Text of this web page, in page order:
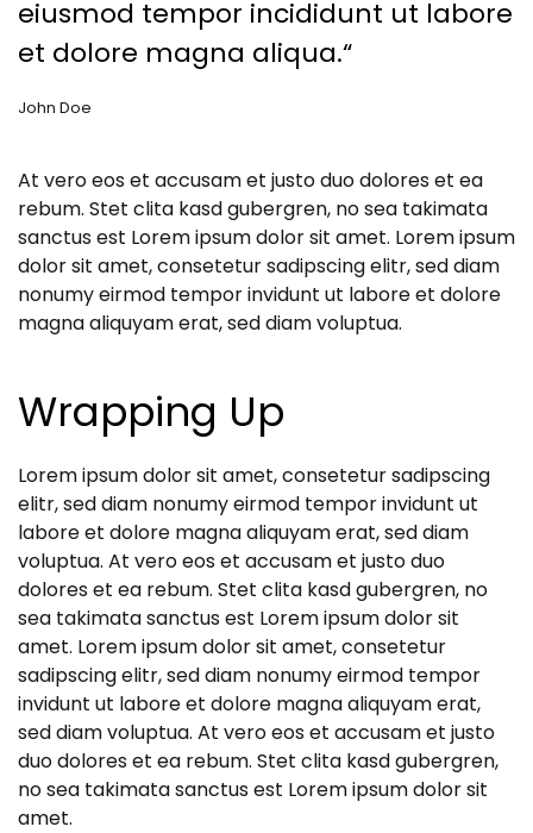
eiusmod tempor incididunt ut labore
et dolore magna aliqua.“
John Doe
At vero eos et accusam et justo duo dolores et ea
rebum. Stet clita kasd gubergren, no sea takimata
sanctus est Lorem ipsum dolor sit amet. Lorem ipsum
dolor sit amet, consetetur sadipscing elitr, sed diam
nonumy eirmod tempor invidunt ut labore et dolore
magna aliquyam erat, sed diam voluptua.
Wrapping Up
Lorem ipsum dolor sit amet, consetetur sadipscing
elitr, sed diam nonumy eirmod tempor invidunt ut
labore et dolore magna aliquyam erat, sed diam
voluptua. At vero eos et accusam et justo duo
dolores et ea rebum. Stet clita kasd gubergren, no
sea takimata sanctus est Lorem ipsum dolor sit
amet. Lorem ipsum dolor sit amet, consetetur
sadipscing elitr, sed diam nonumy eirmod tempor
invidunt ut labore et dolore magna aliquyam erat,
sed diam voluptua. At vero eos et accusam et justo
duo dolores et ea rebum. Stet clita kasd gubergren,
no sea takimata sanctus est Lorem ipsum dolor sit
amet.